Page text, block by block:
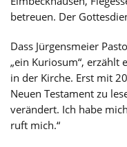
betreuen. Der
Dass Jürgensmeier
„ein Kuriosum“, erzählt
in der Kirche. Erst mit
Neuen Testament zu
verändert. Ich habe
ruft mich.“